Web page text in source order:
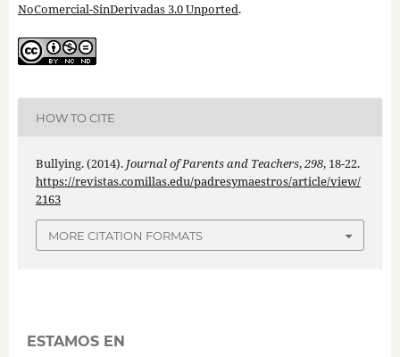
NoComercial-SinDerivadas 3.0 Unported.
HOW TO CITE
Bullying. (2014). Journal of Parents and Teachers,298, 18-22.
https://revistas.comillas.edu/padresymaestros/article/view/
2163
MORE CITATION FORMATS
ESTAMOS EN